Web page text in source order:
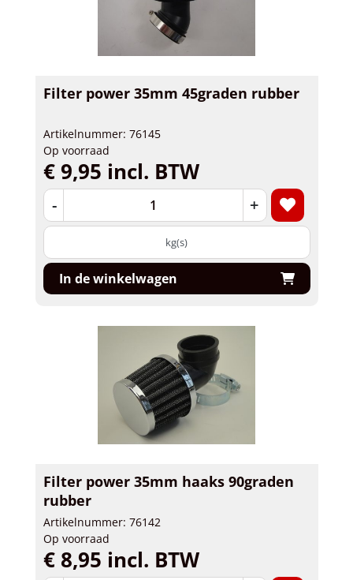
Filter power 35mm 45graden rubber
Artikelnummer: 76145
Op voorraad
€ 9,95 incl. BTW
- +
kg(s)
In de winkelwagen
Filter power 35mm haaks 90graden
rubber
Artikelnummer: 76142
Op voorraad
€ 8,95 incl. BTW